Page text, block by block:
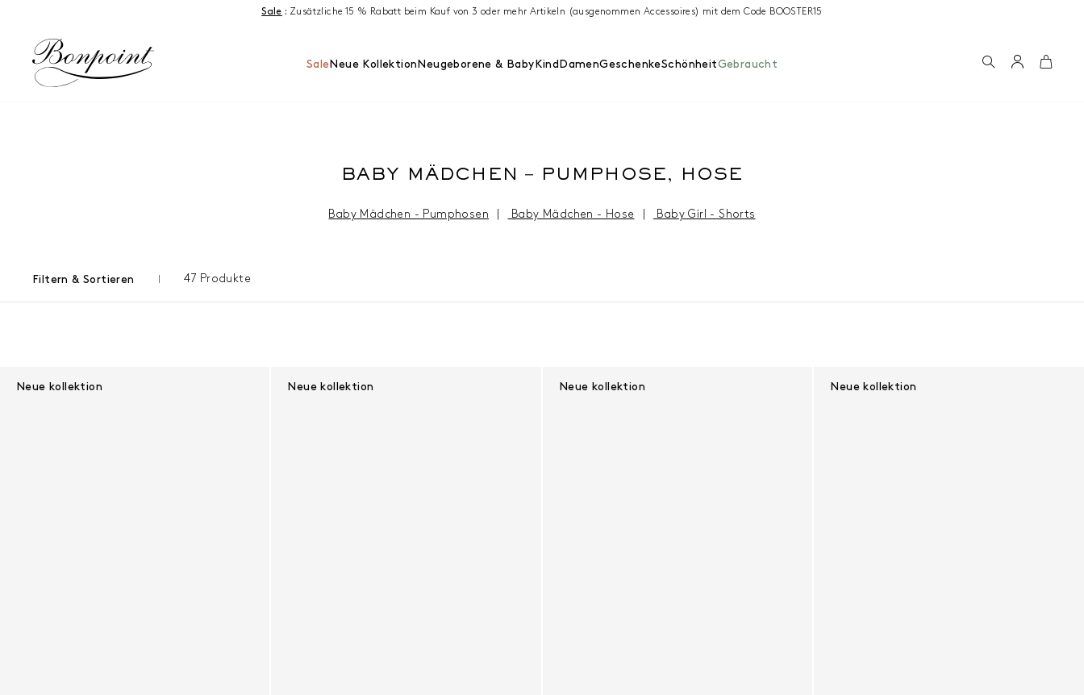
Sale : Zusätzliche 15 % Rabatt beim Kauf von 3 oder mehr Artikeln (ausgenommen Accessoires) mit dem Code BOOSTER15
Sale Neue Kollektion Neugeborene & Baby Kind DamenGeschenkeSchönheitGebraucht SuchenKonto
BABY MÄDCHEN – PUMPHOSE, HOSE
Baby Mädchen - Pumphosen Baby Mädchen - Hose Baby Girl - Shorts
Filtern & Sortieren 47 Produkte
Neue kollektion
Neue kollektion Neue kollektion Neue kollektion